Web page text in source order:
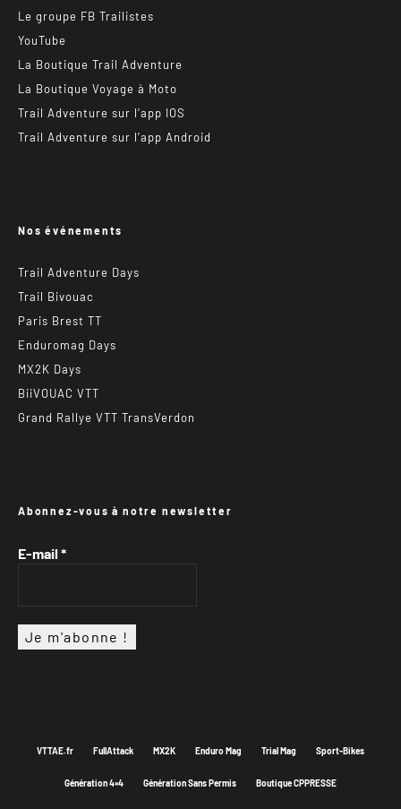
Le groupe FB Trailistes
YouTube
La Boutique Trail Adventure
La Boutique Voyage à Moto
Trail Adventure sur l’app IOS
Trail Adventure sur l’app Android
Nos événements
Trail Adventure Days
Trail Bivouac
Paris Brest TT
Enduromag Days
MX2K Days
BiiVOUAC VTT
Grand Rallye VTT TransVerdon
Abonnez-vous à notre newsletter
E-mail *
VTTAE.fr FullAttack MX2K Enduro Mag Trial Mag Sport-Bikes
Génération 4×4 Génération Sans Permis Boutique CPPRESSE